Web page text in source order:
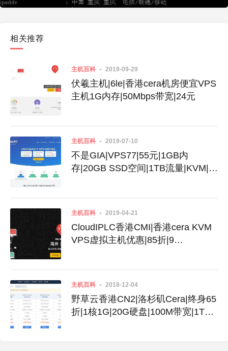
相关推荐
主机百科 2019-09-29
伏羲主机|6le|香港cera机房便宜VPS
主机1G内存|50Mbps带宽|24元
主机百科 2019-07-10
不是GIA|VPS77|55元|1GB内
存|20GB SSD空间|1TB流量|KVM|洛
主机百科 2019-04-21
CloudIPLC香港CMI|香港cera KVM
VPS虚拟主机优惠|85折|9
主机百科 2018-12-04
野草云香港CN2|洛杉矶Cera|终身65
折|1核1G|20G硬盘|100M带宽|1TB